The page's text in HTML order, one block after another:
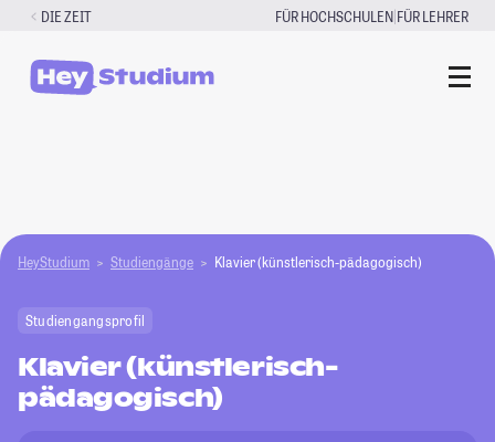
Zum
springen
DIE ZEIT FÜR HOCHSCHULEN|FÜR LEHRER
HeyStudium Studiengänge Klavier (künstlerisch-pädagogisch)
Studiengangsprofil
Klavier (künstlerisch-
pädagogisch)